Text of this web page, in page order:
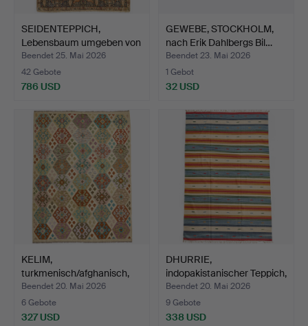
SEIDENTEPPICH,
Lebensbaum umgeben von
Tier…
Beendet 25. Mai 2026
42 Gebote
786 USD
GEWEBE, STOCKHOLM,
nach Erik Dahlbergs Bil…
Beendet 23. Mai 2026
1 Gebot
32 USD
KELIM,
turkmenisch/afghanisch,
ca. 282x183…
Beendet 20. Mai 2026
6 Gebote
327 USD
DHURRIE,
indopakistanischer Teppich,
ca. 3…
Beendet 20. Mai 2026
9 Gebote
338 USD